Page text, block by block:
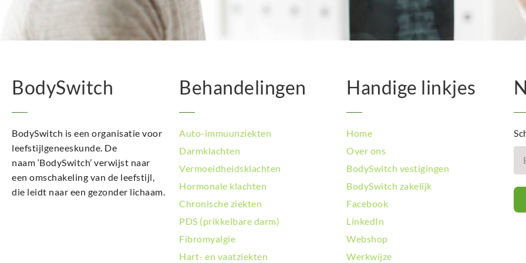
BodySwitch
BodySwitch is een organisatie voor
leefstijlgeneeskunde. De
naam ‘BodySwitch’ verwijst naar
een omschakeling van de leefstijl,
die leidt naar een gezonder lichaam.
Behandelingen
Auto-immuunziekten
Darmklachten
Vermoeidheidsklachten
Hormonale klachten
Chronische ziekten
PDS (prikkelbare darm)
Fibromyalgie
Hart- en vaatziekten
Handige linkjes
Home
Over ons
BodySwitch vestigingen
BodySwitch zakelijk
Facebook
LinkedIn
Webshop
Werkwijze